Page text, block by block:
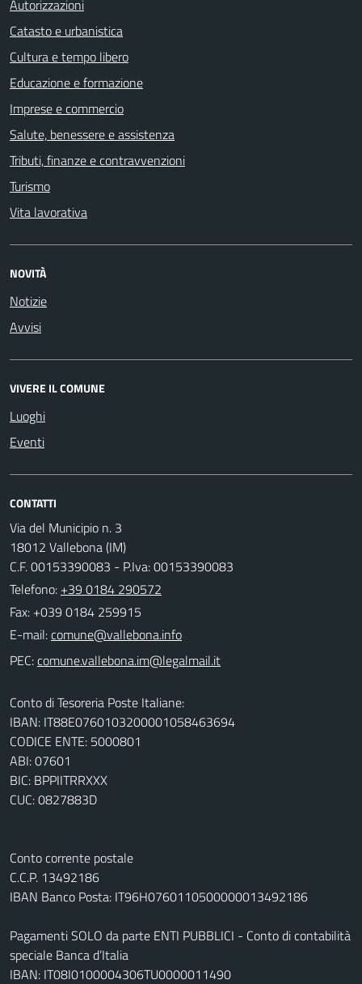
Autorizzazioni
Catasto e urbanistica
Cultura e tempo libero
Educazione e formazione
Imprese e commercio
Salute, benessere e assistenza
Tributi, finanze e contravvenzioni
Turismo
Vita lavorativa
NOVITÀ
Notizie
Avvisi
VIVERE IL COMUNE
Luoghi
Eventi
CONTATTI
Via del Municipio n. 3
18012 Vallebona (IM)
C.F. 00153390083 - P.Iva: 00153390083
Telefono: +39 0184 290572
Fax: +039 0184 259915
E-mail:
PEC:
Conto di Tesoreria Poste Italiane:
IBAN: IT88E0760103200001058463694
CODICE ENTE: 5000801
ABI: 07601
BIC: BPPIITRRXXX
CUC: 0827883D
Conto corrente postale
C.C.P. 13492186
IBAN Banco Posta: IT96H0760110500000013492186
Pagamenti SOLO da parte ENTI PUBBLICI - Conto di contabilità
speciale Banca d’Italia
IBAN: IT08I0100004306TU0000011490